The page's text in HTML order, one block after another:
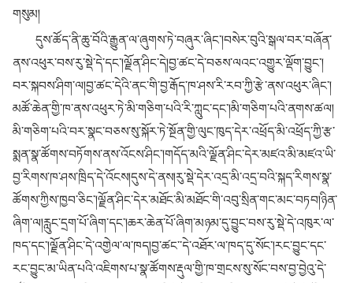
གསུམ།
དུས་ཚོད་ནི་ཆུ་བོའི་རྒྱུན་ལ་ཞུགས་ཏེ་བཞུར་ཞིང་།བསེར་བུའི་སྒལ་བར་བཞོན་
ནས་འཕུར་བས་རུ་སྡེ་དེ་དང་།ལྗོན་ཤིང་དེ།བྱ་ཚང་དེ་བཅས་ལའང་འགྱུར་ལྡོག་བྱུང་།
བར་སྐབས་ཤིག་ལ།བྱ་ཚང་དེའི་ནང་གི་བྱ་རྒོད་ཁ་ཤས་རི་རབ་ཀྱི་རྩེ་ནས་འཕུར་ཞིང་།
མཚོ་ཆེན་གྱི་ཁ་ནས་འཕུར་ཏེ་མི་གཅིག་པའི་རི་ཀླུང་དང་།མི་གཅིག་པའི་ནགས་ཚལ།
མི་གཅིག་པའི་བར་སྣང་བཅས་སུ་སྐོར་ཏེ་སྔོན་གྱི་ལུང་ཁུད་དེར་འཕྲོད་མི་འཕྲོད་ཀྱི་རྩ་
སྨན་སྣ་ཚོགས་བཏོགས་ནས་འོངས་ཤིང་།གདོད་མའི་ལྗོན་ཤིང་དེར་མཛའ་མི་མཛའ་ཡི་
བྱ་རིགས་ཁ་ཤས་ཁྲིད་དེ་འོངས།དུས་དེ་ནས།རུ་སྡེ་དེར་འདྲ་མི་འདྲ་བའི་སྐད་རིགས་སྣ་
ཚོགས་ཀྱིས་ཁྱབ་ཅིང་།ལྗོན་ཤིང་དེར་མཐོང་མི་མཐོང་གི་འབུ་སྲིན་གང་མང་བཏབ།ཉིན་
ཞིག་ལ།རླུང་དྲག་པོ་ཞིག་དང་།ཆར་ཆེན་པོ་ཞིག་མཉམ་དུ་བྱུང་བས་རུ་སྡེ་དེ་འཁུར་ལ་
ཁད་དང་།ལྗོན་ཤིང་དེ་འགྱེལ་ལ་ཁད།བྱ་ཚང་་དེ་འཐོར་ལ་ཁད་དུ་སོང་།རང་བྱུང་དང་
རང་བྱུང་མ་ཡིན་པའི་འཇིགས་པ་སྣ་ཚོགས་རྡུལ་གྱི་ཁ་གྲངས་སུ་སོང་བས་བྱ་བྱེའུ་དེ་